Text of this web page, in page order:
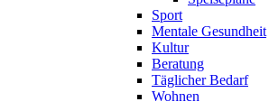
Sport
Mentale Gesundheit
Kultur
Beratung
Täglicher Bedarf
Wohnen